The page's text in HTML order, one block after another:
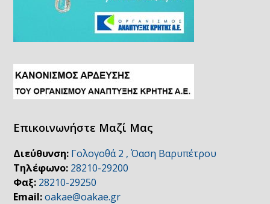
Επικοινωνήστε Μαζί Μας
Διεύθυνση: Γολογοθά 2 , Όαση Βαρυπέτρου
Τηλέφωνο: 28210-29200
Φαξ: 28210-29250
Email: oakae@oakae.gr